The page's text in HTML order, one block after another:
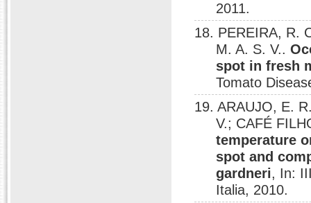
2011.
18. PEREIRA, R.
M. A. S. V..
spot in fresh
Tomato
19. ARAUJO, E.
V.; CAFÉ
temperature
spot and
gardneri, In:
Italia, 2010.